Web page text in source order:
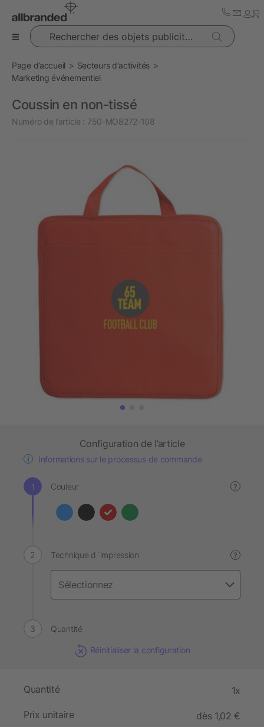
Rechercher des objets publicitaires
Page d’accueil
Secteurs d'activités
Marketing événementiel
Coussin en non-tissé
Numéro de l’article : 750-MO8272-108
Configuration de l’article
Informations sur le processus de commande
Couleur ?
Technique d´impression ?
Quantité
Réinitialiser la configuration
Quantité 1x
Prix unitaire
dès 1,02 €